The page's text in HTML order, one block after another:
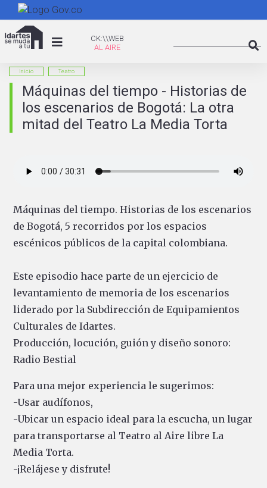
al
CK:\WEB
CK:\\WEB
inicio Teatro
Máquinas del tiempo - Historias de
los escenarios de Bogotá: La otra
mitad del Teatro La Media Torta
Máquinas del tiempo. Historias de los escenarios
de Bogotá, 5 recorridos por los espacios
escénicos públicos de la capital colombiana.
Este episodio hace parte de un ejercicio de
levantamiento de memoria de los escenarios
liderado por la Subdirección de Equipamientos
Culturales de Idartes.
Producción, locución, guión y diseño sonoro:
Radio Bestial
Para una mejor experiencia le sugerimos:
-Usar audífonos,
-Ubicar un espacio ideal para la escucha, un lugar
para transportarse al Teatro al Aire libre La
Media Torta.
-¡Relájese y disfrute!